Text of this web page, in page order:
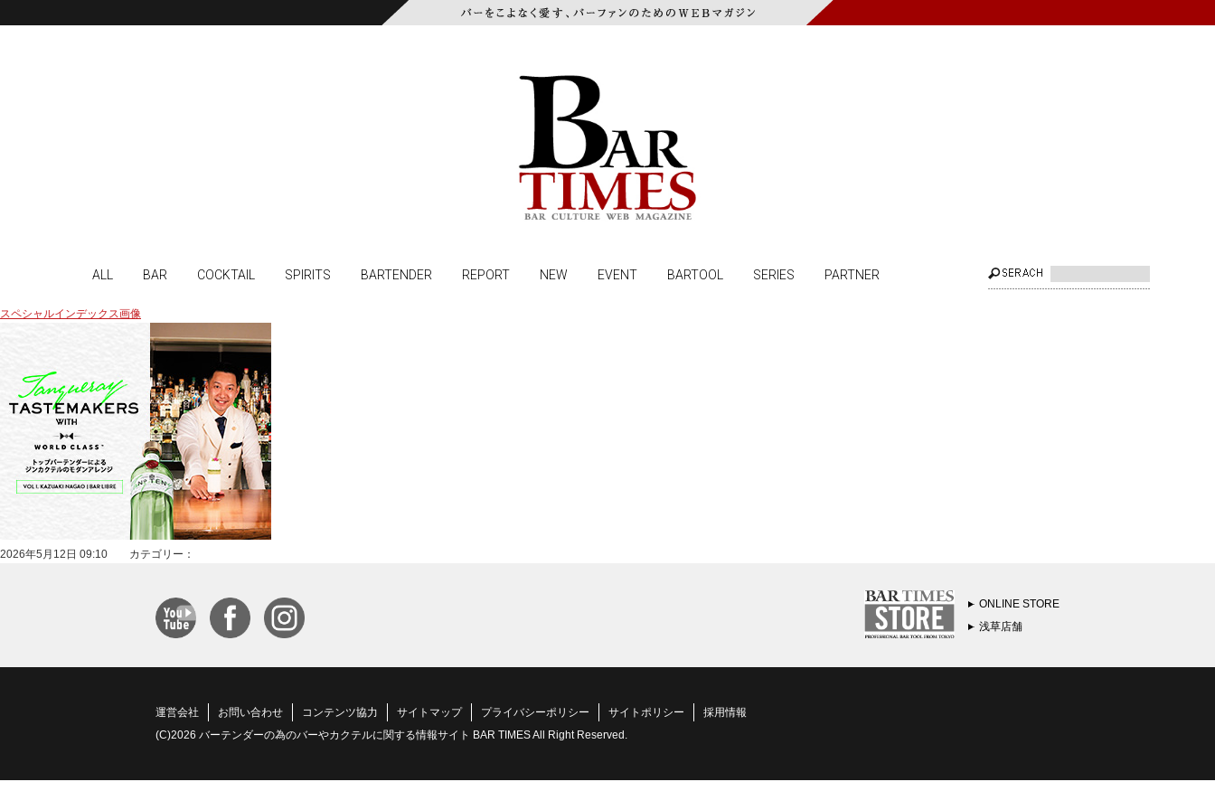
ALL BAR COCKTAIL SPIRITS BARTENDER REPORT NEW EVENT BARTOOL SERIES PARTNER
スペシャルインデックス画像
2026年5月12日 09:10 カテゴリー：
ONLINE STORE
浅草店舗
運営会社 お問い合わせ コンテンツ協力 サイトマップ プライバシーポリシー サイトポリシー
採用情報
(C)2026 バーテンダーの為のバーやカクテルに関する情報サイト BAR TIMES All Right Reserved.